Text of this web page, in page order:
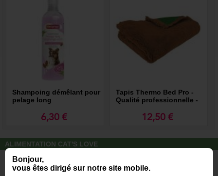
Bonjour,
vous êtes dirigé sur notre site mobile.
Shampoing démêlant pour
pelage long
6,30 €
Tapis Thermo Bed Pro -
Qualité professionnelle -
12,50 €
ALIMENTATION CAT'S LOVE
partir d’ingrédients 100% naturels.